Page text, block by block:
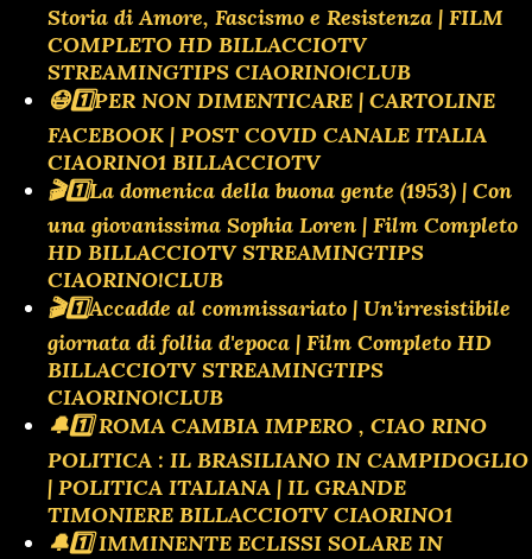
Storia di Amore, Fascismo e Resistenza | FILM
COMPLETO HD BILLACCIOTV
STREAMINGTIPS CIAORINO!CLUB
😷1️⃣PER NON DIMENTICARE | CARTOLINE
FACEBOOK | POST COVID CANALE ITALIA
CIAORINO1 BILLACCIOTV
🎬1️⃣La domenica della buona gente (1953) | Con
una giovanissima Sophia Loren | Film Completo
HD BILLACCIOTV STREAMINGTIPS
CIAORINO!CLUB
🎬1️⃣Accadde al commissariato | Un'irresistibile
giornata di follia d'epoca | Film Completo HD
BILLACCIOTV STREAMINGTIPS
CIAORINO!CLUB
🔔1️⃣ ROMA CAMBIA IMPERO , CIAO RINO
POLITICA : IL BRASILIANO IN CAMPIDOGLIO
| POLITICA ITALIANA | IL GRANDE
TIMONIERE BILLACCIOTV CIAORINO1
🔔1️⃣ IMMINENTE ECLISSI SOLARE IN